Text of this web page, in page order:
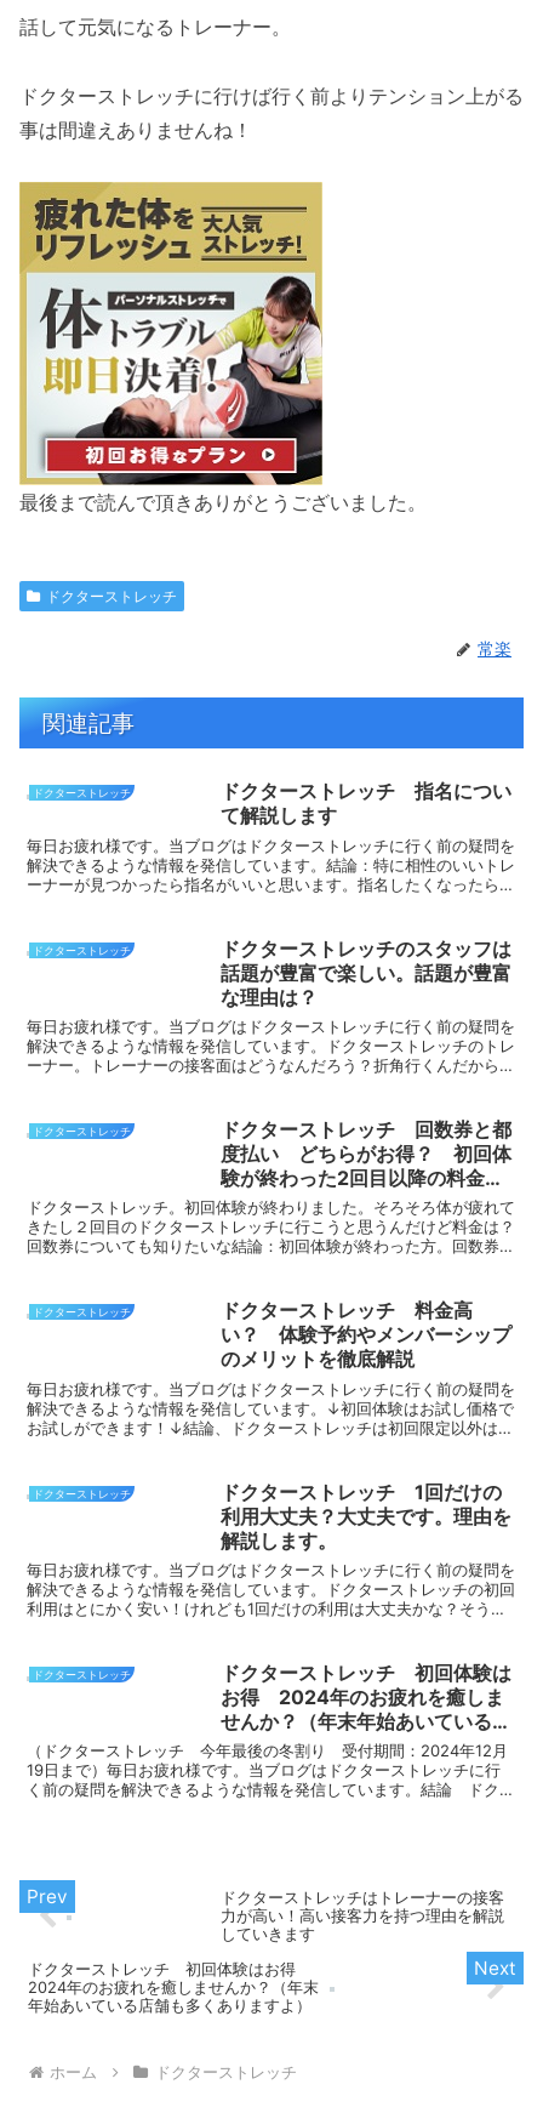
話して元気になるトレーナー。
ドクターストレッチに行けば行く前よりテンション上がる
事は間違えありませんね！
最後まで読んで頂きありがとうございました。
ドクターストレッチ
常楽
関連記事
ドクターストレッチ
ドクターストレッチ 指名につい
て解説します
毎日お疲れ様です。当ブログはドクターストレッチに行く前の疑問を
解決できるような情報を発信しています。結論：特に相性のいいトレ
ーナーが見つかったら指名がいいと思います。指名したくなったらら
ドクターストレッチ
ドクターストレッチのスタッフは
話題が豊富で楽しい。話題が豊富
な理由は？
毎日お疲れ様です。当ブログはドクターストレッチに行く前の疑問を
解決できるような情報を発信しています。ドクターストレッチのトレ
ーナー。トレーナーの接客面はどうなんだろう？折角行くんだから会
ドクターストレッチ
ドクターストレッチ 回数券と都
度払い どちらがお得？ 初回体
験が終わった2回目以降の料金と
支払い方法を解説します
ドクターストレッチ。初回体験が終わりました。そろそろ体が疲れて
きたし２回目のドクターストレッチに行こうと思うんだけど料金は？
回数券についても知りたいな結論：初回体験が終わった方。回数券は
ドクターストレッチ
ドクターストレッチ 料金高
い？ 体験予約やメンバーシップ
のメリットを徹底解説
毎日お疲れ様です。当ブログはドクターストレッチに行く前の疑問を
解決できるような情報を発信しています。↓初回体験はお試し価格で
お試しができます！↓結論、ドクターストレッチは初回限定以外は
ドクターストレッチ
ドクターストレッチ 1回だけの
利用大丈夫？大丈夫です。理由を
解説します。
毎日お疲れ様です。当ブログはドクターストレッチに行く前の疑問を
解決できるような情報を発信しています。ドクターストレッチの初回
利用はとにかく安い！けれども1回だけの利用は大丈夫かな？そうで
ドクターストレッチ
ドクターストレッチ 初回体験は
お得 2024年のお疲れを癒しま
せんか？（年末年始あいている店
舗も多くありますよ）
（ドクターストレッチ 今年最後の冬割り 受付期間：2024年12月
19日まで）毎日お疲れ様です。当ブログはドクターストレッチに行
く前の疑問を解決できるような情報を発信しています。結論 ドクタ
ドクターストレッチはトレーナーの接客
力が高い！高い接客力を持つ理由を解説
していきます
ドクターストレッチ 初回体験はお得
2024年のお疲れを癒しませんか？（年末
年始あいている店舗も多くありますよ）
ホーム ドクターストレッチ